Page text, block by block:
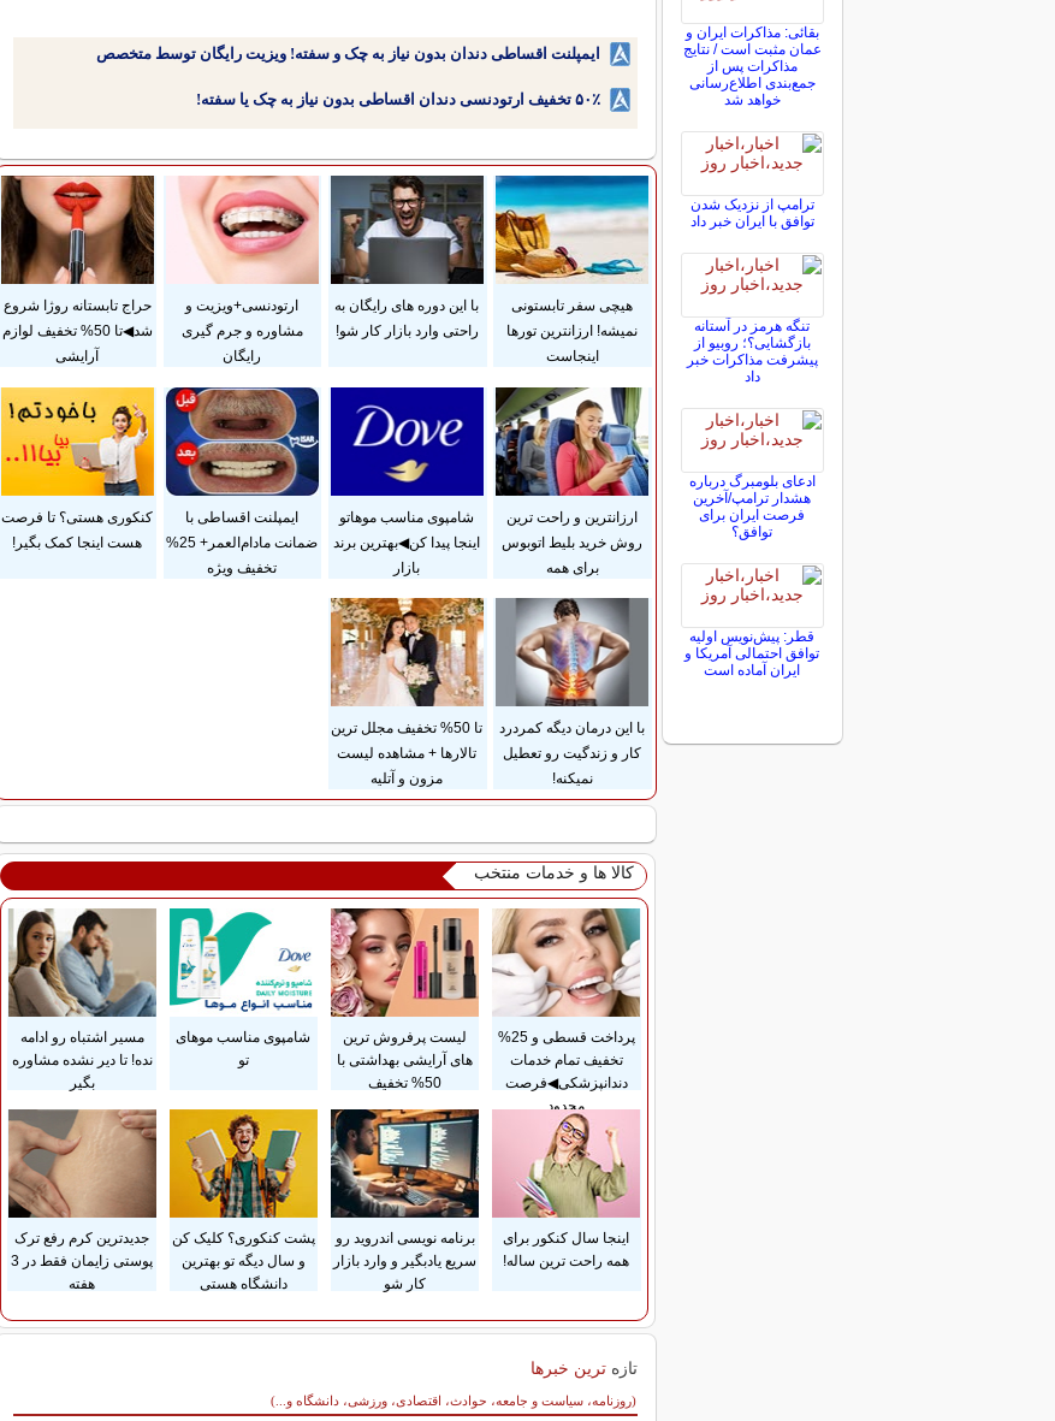
ایمپلنت اقساطی دندان بدون نیاز به چک و سفته! ویزیت رایگان توسط متخصص
۵۰٪ تخفیف ارتودنسی دندان اقساطی بدون نیاز به چک یا سفته!
هیچی سفر تابستونی
نمیشه! ارزانترین تورها
اینجاست
با این دوره های رایگان به
راحتی وارد بازار کار شو!
ارتودنسی+ویزیت و
مشاوره و جرم گیری
رایگان
حراج تابستانه روژا شروع
شد◀تا 50% تخفیف لوازم
آرایشی
ارزانترین و راحت ترین
روش خرید بلیط اتوبوس
برای همه
شامپوی مناسب موهاتو
اینجا پیدا کن◀بهترین برند
بازار
ایمپلنت اقساطی با
ضمانت مادام‌العمر+ 25%
تخفیف ویژه
کنکوری هستی؟ تا فرصت
هست اینجا کمک بگیر!
با این درمان دیگه کمردرد
کار و زندگیت رو تعطیل
نمیکنه!
تا 50% تخفیف مجلل ترین
تالارها + مشاهده لیست
مزون و آتلیه
کالا ها و خدمات منتخب
پرداخت قسطی و 25%
تخفیف تمام خدمات
دندانپزشکی◀فرصت
محدود
لیست پرفروش ترین
های آرایشی بهداشتی با
50% تخفیف
شامپوی مناسب موهای
تو
مسیر اشتباه رو ادامه
نده! تا دیر نشده مشاوره
بگیر
اینجا سال کنکور برای
همه راحت ترین ساله!
برنامه نویسی اندروید رو
سریع یادبگیر و وارد بازار
کار شو
پشت کنکوری؟ کلیک کن
و سال دیگه تو بهترین
دانشگاه هستی
جدیدترین کرم رفع ترک
پوستی زایمان فقط در 3
هفته
تازه ترین خبرها
(روزنامه، سیاست و جامعه، حوادث، اقتصادی، ورزشی، دانشگاه و...)
سایر خبرهای داغ
بقائی: مذاکرات ایران و
عمان مثبت است / نتایج
مذاکرات پس از
جمع‌بندی اطلاع‌رسانی
خواهد شد
ترامپ از نزدیک شدن
توافق با ایران خبر داد
تنگه هرمز در آستانه
بازگشایی؟؛ روبیو از
پیشرفت مذاکرات خبر
داد
ادعای بلومبرگ درباره
هشدار ترامپ/آخرین
فرصت ایران برای
توافق؟
قطر: پیش‌نویس اولیه
توافق احتمالی آمریکا و
ایران آماده است